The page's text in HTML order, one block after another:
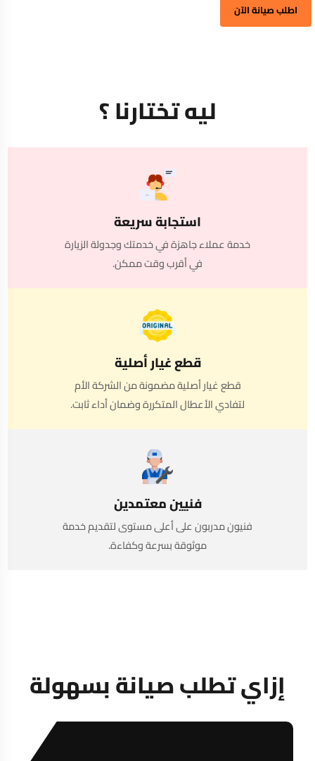
اطلب صيانة الآن
ليه تختارنا ؟
استجابة سريعة
خدمة عملاء جاهزة في خدمتك وجدولة الزيارة
في أقرب وقت ممكن.
قطع غيار أصلية
قطع غيار أصلية مضمونة من الشركة الأم
لتفادي الأعطال المتكررة وضمان أداء ثابت.
فنيين معتمدين
فنيون مدربون على أعلى مستوى لتقديم خدمة
موثوقة بسرعة وكفاءة.
إزاي تطلب صيانة بسهولة